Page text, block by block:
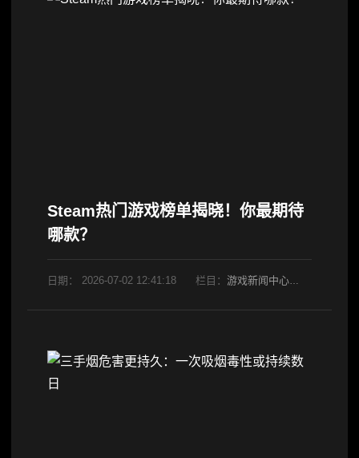
Steam热门游戏榜单揭晓！你最期待
哪款？
日期： 2026-07-02 12:41:18 栏目： 游戏新闻中心